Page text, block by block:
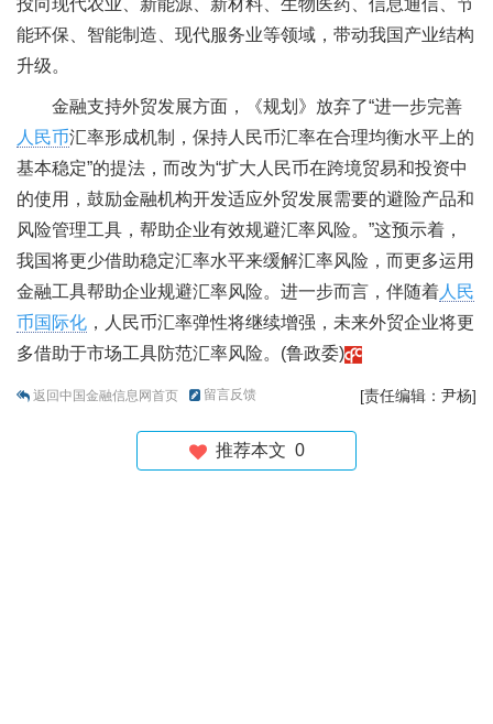
能环保、智能制造、现代服务业等领域，带动我国产业结构
升级。
金融支持外贸发展方面，《规划》放弃了“进一步完善
人民币汇率形成机制，保持人民币汇率在合理均衡水平上的
基本稳定”的提法，而改为“扩大人民币在跨境贸易和投资中
的使用，鼓励金融机构开发适应外贸发展需要的避险产品和
风险管理工具，帮助企业有效规避汇率风险。”这预示着，
我国将更少借助稳定汇率水平来缓解汇率风险，而更多运用
金融工具帮助企业规避汇率风险。进一步而言，伴随着 人民
币国际化 ，人民币汇率弹性将继续增强，未来外贸企业将更
多借助于市场工具防范汇率风险。(鲁政委)
返回中国金融信息网首页 留言反馈 [责任编辑：尹杨]
推荐本文 0